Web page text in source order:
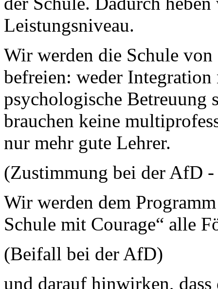
Leistungsniveau.
Wir werden die Schule
befreien: weder
psychologische Betreuung
brauchen keine
nur mehr gute Lehrer.
(Zustimmung bei der AfD
Wir werden dem
Schule mit Courage“ alle
(Beifall bei der AfD)
und darauf hinwirken, dass